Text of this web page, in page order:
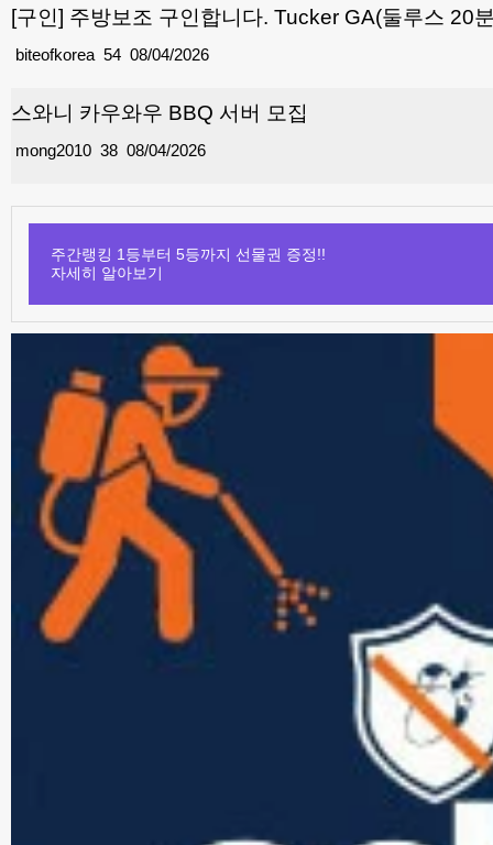
[구인] 주방보조 구인합니다. Tucker GA(둘루스 20
54
biteofkorea 08/04/2026
스와니 카우와우 BBQ 서버 모집
38
mong2010 08/04/2026
주간랭킹 1등부터 5등까지 선물권 증정!!
자세히 알아보기